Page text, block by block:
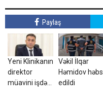
Paylaş
Yeni Klinikanın
direktor
müavini işdən
Vəkil İlqar
Həmidov həbs
edildi